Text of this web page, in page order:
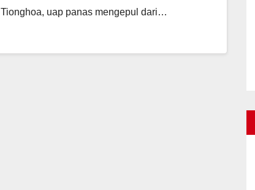
Tionghoa, uap panas mengepul dari…